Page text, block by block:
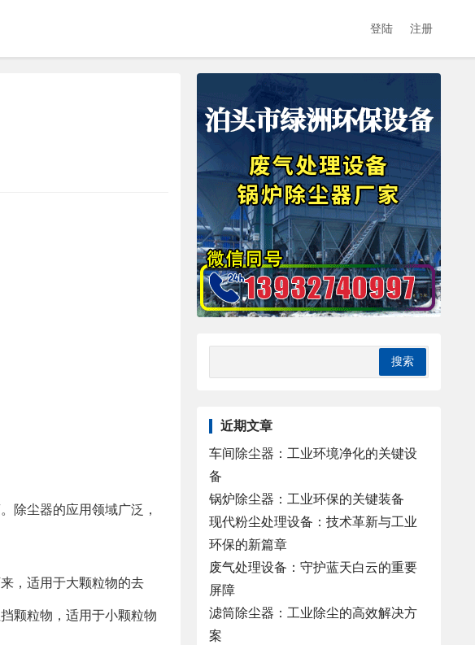
登陆 注册
除尘器的应用领域广泛，
，适用于大颗粒物的去
颗粒物，适用于小颗粒物
近期文章
车间除尘器：工业环境净化的关键设
备
锅炉除尘器：工业环保的关键装备
现代粉尘处理设备：技术革新与工业
环保的新篇章
废气处理设备：守护蓝天白云的重要
屏障
滤筒除尘器：工业除尘的高效解决方
案